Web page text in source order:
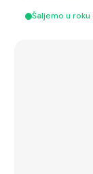
Šaljemo u